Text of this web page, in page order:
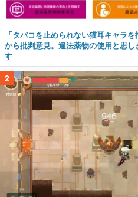
「タバコを止められない猫耳キャラ
から批判意見。違法薬物の使用と思
す
2